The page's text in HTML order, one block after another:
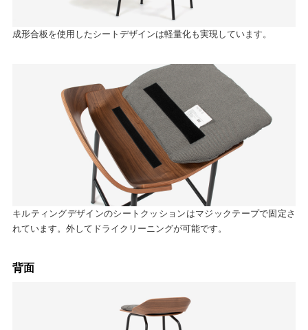
成形合板を使用したシートデザインは軽量化も実現しています。
キルティングデザインのシートクッションはマジックテープで固定さ
れています。外してドライクリーニングが可能です。
背面